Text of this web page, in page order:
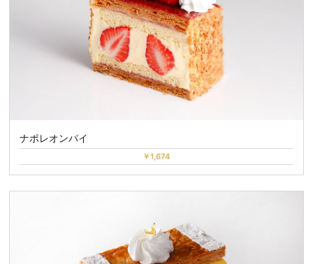
ナポレオンパイ
￥1,674